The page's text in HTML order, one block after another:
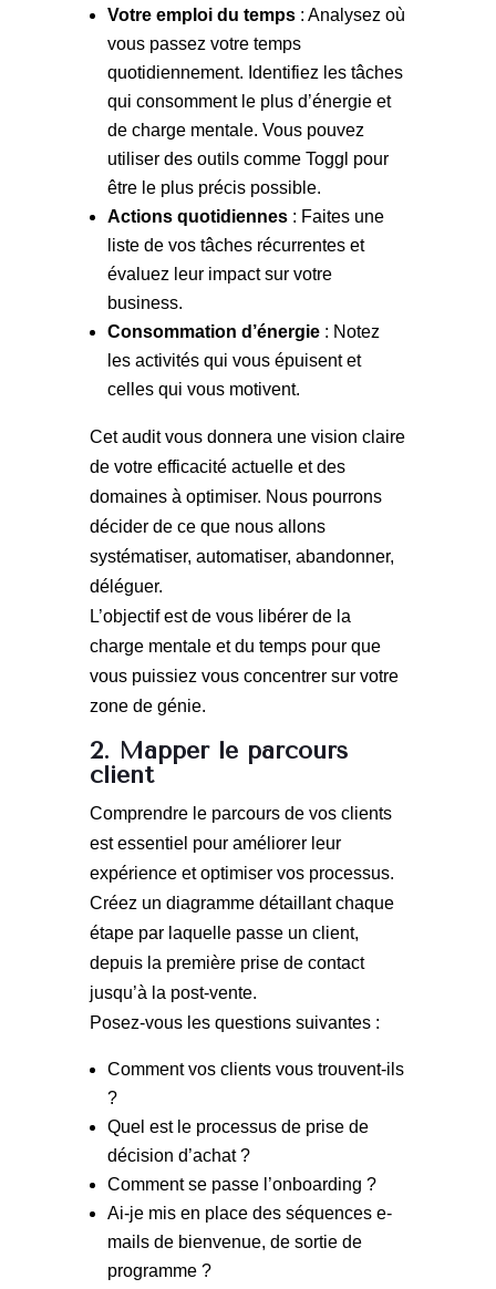
Votre emploi du temps: Analysez où
vous passez votre temps
quotidiennement. Identifiez les tâches
qui consomment le plus d’énergie et
de charge mentale. Vous pouvez
utiliser des outils comme Toggl pour
être le plus précis possible.
Actions quotidiennes: Faites une
liste de vos tâches récurrentes et
évaluez leur impact sur votre
business.
Consommation d’énergie: Notez
les activités qui vous épuisent et
celles qui vous motivent.
Cet audit vous donnera une vision claire
de votre efficacité actuelle et des
domaines à optimiser. Nous pourrons
décider de ce que nous allons
systématiser, automatiser, abandonner,
déléguer.
L’objectif est de vous libérer de la
charge mentale et du temps pour que
vous puissiez vous concentrer sur votre
zone de génie.
2. Mapper le parcours
client
Comprendre le parcours de vos clients
est essentiel pour améliorer leur
expérience et optimiser vos processus.
Créez un diagramme détaillant chaque
étape par laquelle passe un client,
depuis la première prise de contact
jusqu’à la post-vente.
Posez-vous les questions suivantes :
Comment vos clients vous trouvent-ils
?
Quel est le processus de prise de
décision d’achat ?
Comment se passe l’onboarding ?
Ai-je mis en place des séquences e-
mails de bienvenue, de sortie de
programme ?